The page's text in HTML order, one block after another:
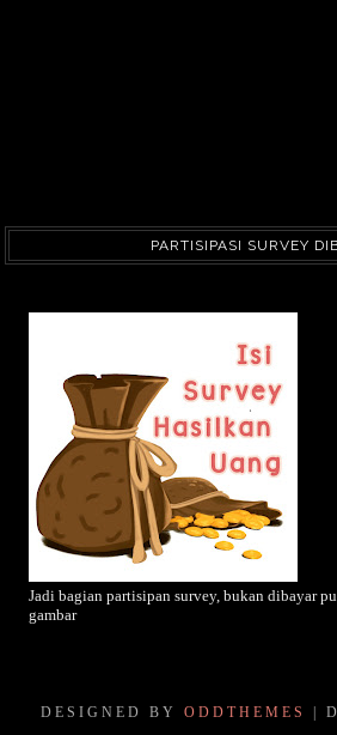
PARTISIPASI SURVEY
Jadi bagian partisipan survey, bukan dibayar
gambar
DESIGNED BY ODDTHEMES |